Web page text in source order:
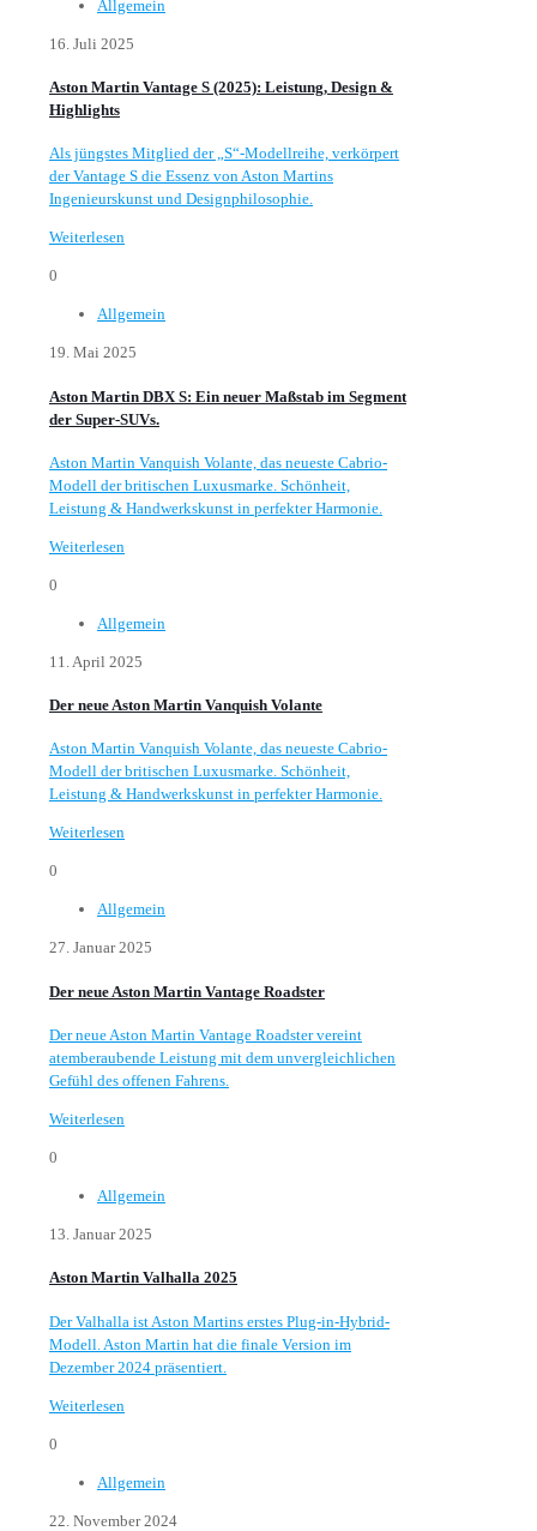
Allgemein
16. Juli 2025
Aston Martin Vantage S (2025): Leistung, Design &
Highlights
Als jüngstes Mitglied der „S“-Modellreihe, verkörpert
der Vantage S die Essenz von Aston Martins
Ingenieurskunst und Designphilosophie.
Weiterlesen
0
Allgemein
19. Mai 2025
Aston Martin DBX S: Ein neuer Maßstab im Segment
der Super-SUVs.
Aston Martin Vanquish Volante, das neueste Cabrio-
Modell der britischen Luxusmarke. Schönheit,
Leistung & Handwerkskunst in perfekter Harmonie.
Weiterlesen
0
Allgemein
11. April 2025
Der neue Aston Martin Vanquish Volante
Aston Martin Vanquish Volante, das neueste Cabrio-
Modell der britischen Luxusmarke. Schönheit,
Leistung & Handwerkskunst in perfekter Harmonie.
Weiterlesen
0
Allgemein
27. Januar 2025
Der neue Aston Martin Vantage Roadster
Der neue Aston Martin Vantage Roadster vereint
atemberaubende Leistung mit dem unvergleichlichen
Gefühl des offenen Fahrens.
Weiterlesen
0
Allgemein
13. Januar 2025
Aston Martin Valhalla 2025
Der Valhalla ist Aston Martins erstes Plug-in-Hybrid-
Modell. Aston Martin hat die finale Version im
Dezember 2024 präsentiert.
Weiterlesen
0
Allgemein
22. November 2024